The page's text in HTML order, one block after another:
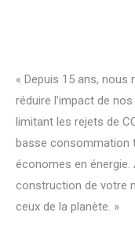
« Depuis 15 ans,
réduire l’impact de
limitant les rejets de
basse consommation
économes en énergie.
construction de votre
ceux de la planète. »